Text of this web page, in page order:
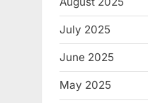
July 2025
June 2025
May 2025